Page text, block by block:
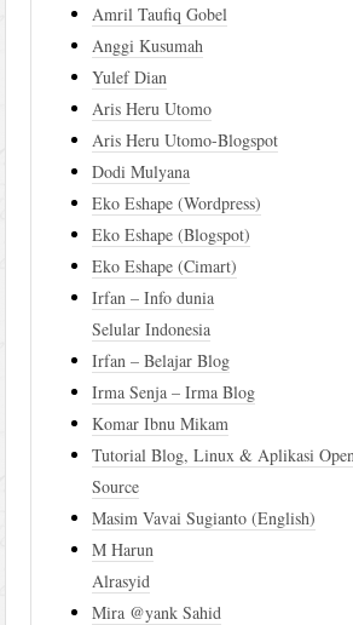
Amril Taufiq Gobel
Anggi Kusumah
Yulef Dian
Aris Heru Utomo
Aris Heru Utomo-Blogspot
Dodi Mulyana
Eko Eshape (Wordpress)
Eko Eshape (Blogspot)
Eko Eshape (Cimart)
Irfan – Info dunia
Selular Indonesia
Irfan – Belajar Blog
Irma Senja – Irma Blog
Komar Ibnu Mikam
Tutorial Blog, Linux & Aplikasi
Source
Masim Vavai Sugianto (English)
M Harun
Alrasyid
Mira @yank Sahid